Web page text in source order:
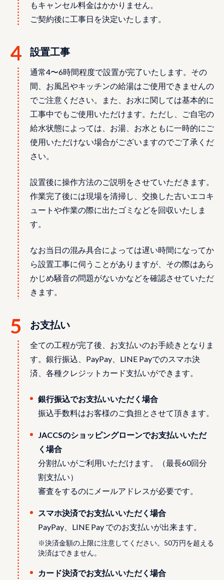
もキャンセル料金はかかりません。
ご契約後に工事日を決定いたします。
設置⼯事
通常4〜6時間程度で設置が完了いたします。その
間、お⾵呂やキッチンの給湯はご使⽤できませんの
でご注意ください。また、お水に関しては基本的に
工事中でもご使用いただけます。ただし、ご自宅の
給水状態によっては、お湯、お水ともに一時的にご
使用いただけない場合がございますのでご了承くだ
さい。
設置後に操作方法のご説明をさせていただきます。
作業完了後には現場を清掃し、交換した古いエコキ
ュートや作業の際に出たゴミなどを回収いたしま
す。
なお当日の混み具合によっては遅い時間になってか
ら設置工事に伺うことがありますが、その際はあら
かじめ騒音の問題がないかなどを確認させていただ
きます。
お支払い
全ての⼯程が完了後、お⽀払いのお⼿続きとなりま
す。銀⾏振込、PayPay、LINE Payでのスマホ決
済、各種クレジットカード⽀払いができます。
銀行振込でお支払いいただく場合
振込手数料はお客様のご負担とさせて頂きます。
JACCSのショッピングローンでお支払いいただ
く場合
分割払いがご利用いただけます。（最長60回分
割支払い）
審査をするのにメールアドレスが必要です。
スマホ決済でお支払いいただく場合
PayPay、LINE Pay でのお支払いが出来ます。
※決済金額の上限に注意してください。50万円を超える
決済はできません。
カード決済でお支払いいただく場合